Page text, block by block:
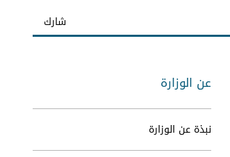
شارك
عن الوزارة
نبذة عن الوزارة